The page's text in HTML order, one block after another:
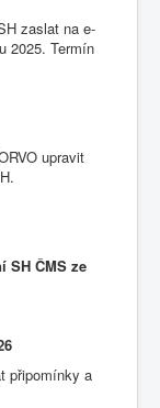
zaslat na e-
2025. Termín
upravit
SH ČMS ze
připomínky a